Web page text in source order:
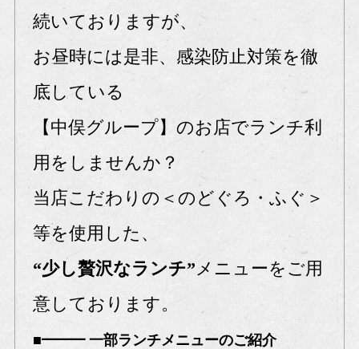
続いておりますが、
お昼時には是非、感染防止対策を徹
底している
【中俣グループ】のお店でランチ利
用をしませんか？
当店こだわりの＜のどぐろ・ふぐ＞
等を使用した、
“少し贅沢なランチ” メニューをご用
意しております。
■━━━ 一部ランチメニューのご紹介